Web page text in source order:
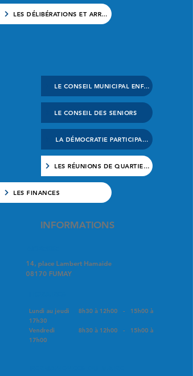
LES DÉLIBÉRATIONS ET ARRÊTÉS
LE CONSEIL MUNICIPAL ENFANTS
LE CONSEIL DES SENIORS
LA DÉMOCRATIE PARTICIPATIVE
LES RÉUNIONS DE QUARTIERS
LES FINANCES
INFORMATIONS
14, place Lambert Hamaide
08170 FUMAY
Lundi au jeudi 8h30 à 12h00 - 15h00 à
17h30
Vendredi 8h30 à 12h00 - 15h00 à
17h00